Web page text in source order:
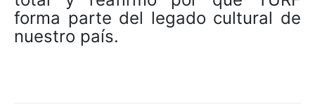
forma parte del legado cultural de
nuestro país.